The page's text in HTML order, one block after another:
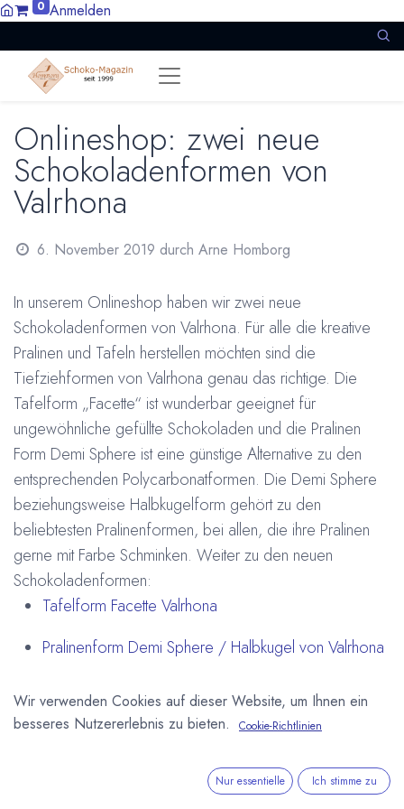
0 Anmelden
Onlineshop: zwei neue
Schokoladenformen von
Valrhona
6. November 2019 durch Arne Homborg
In unserem Onlineshop haben wir zwei neue
Schokoladenformen von Valrhona. Für alle die kreative
Pralinen und Tafeln herstellen möchten sind die
Tiefziehformen von Valrhona genau das richtige. Die
Tafelform „Facette“ ist wunderbar geeignet für
ungewöhnliche gefüllte Schokoladen und die Pralinen
Form Demi Sphere ist eine günstige Alternative zu den
entsprechenden Polycarbonatformen. Die Demi Sphere
beziehungsweise Halbkugelform gehört zu den
beliebtesten Pralinenformen, bei allen, die ihre Pralinen
gerne mit Farbe Schminken. Weiter zu den neuen
Schokoladenformen:
Tafelform Facette Valrhona
Pralinenform Demi Sphere / Halbkugel von Valrhona
# Neues Produkt Onlineshop
Schokoladenformen
Valrhona
Arne Homborg 6. November 2019
Wir verwenden Cookies auf dieser Website, um Ihnen ein
besseres Nutzererlebnis zu bieten.
Cookie-Richtlinien
Nur essentielle Ich stimme zu